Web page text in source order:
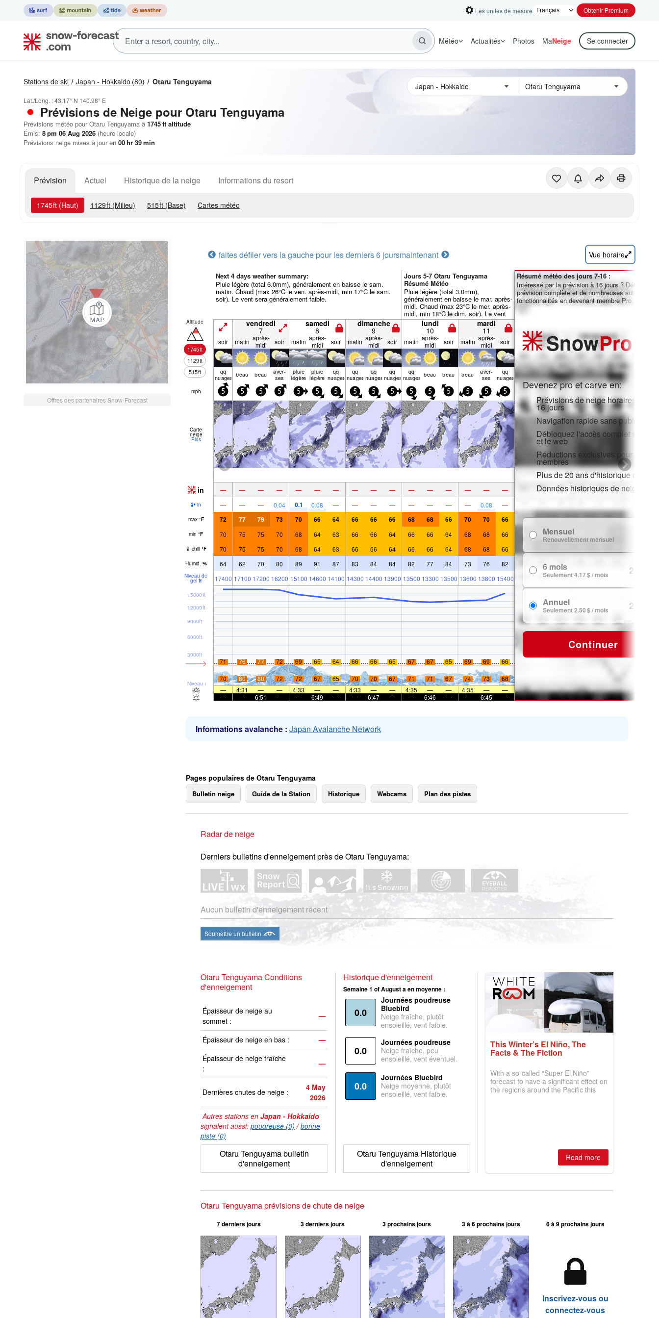
Les unités de mesure Obtenir Premium
Météo Actualités Photos MaNeige Se connecter
Stations de ski Japan - Hokkaido (80) Otaru Tenguyama
Lat./Long. :43.17° N 140.98° E
Prévisions de Neige pour Otaru Tenguyama
Prévisions météo pour Otaru Tenguyama à 1745ft altitude
Émis: 8 pm 06 Aug 2026 (heure locale)
Prévisions neige mises à jour en 00hr 39min
Prévision Actuel Historique de la neige Informations du resort
1745ft (Haut) 1129ft (Milieu) 515ft (Base) Cartes météo
Offres des partenaires Snow-Forecast
faites défiler vers la gauche pour les derniers 6 joursmaintenant Vue horaire
Next 4 days weather summary:
Pluie légère (total 6.0mm), généralement en baisse le sam.
matin. Chaud (max 26°C le ven. après-midi, min 17°C le sam.
soir). Le vent sera généralement faible.
Jours 5-7 Otaru Tenguyama
Résumé Météo
Pluie légère (total 3.0mm),
généralement en baisse le mar. après-
midi. Chaud (max 23°C le mer. après-
midi, min 18°C le dim. soir). Le vent
sera généralement faible.
Altitude
1745ft
1129ft
515ft
vendredi
7
samedi
8
dimanche
9
lundi
10
mardi
11
soir matin après-
midi
soir matin après-
midi
soir matin après-
midi
soir matin après-
midi
soir matin après-
midi
soir
qq
nuages beau beau aver­
ses
pluie
légère
pluie
légère
qq
nuages
qq
nuages
qq
nuages
qq
nuages
qq
nuages beau beau beau aver­
ses
qq
nuages
mph 5 5 5 5 5 5 5 5 5 5 5 5 5 5 5 5
Carte
neige
Plus
in — — — — — — — — — — — — — — — —
in — — — 0.04 0.1 0.08 — — — — — — — — 0.08 —
max °F 72 77 79 73 70 66 64 66 66 66 68 68 66 70 70 66
min °F 70 75 75 70 68 64 63 66 66 64 66 66 64 68 68 66
chill °F 70 75 75 70 68 64 63 66 66 64 66 66 64 68 68 66
Humid. % 64 62 70 80 89 91 87 83 84 84 82 77 84 73 76 82
Niveau de
gel ft 17400 17100 17200 16200 15100 14600 14100 14300 14400 13900 13500 13300 13500 13600 13800 15400
Niveau de la mer
3000ft
6000ft
9000ft
12000ft
15000ft
71 76 77 72 69 65 64 66 66 65 67 67 65 69 69 66
70 80 80 72 72 67 65 70 70 67 71 71 67 74 73
68
—
4:31 — — 4:33 — — 4:33 — — 4:35 — — 4:35 —
—
—
— 6:51 — — 6:49 — — 6:47 — — 6:46 — — 6:45 —
Résumé météo des jours 7-16 :
Intéressé par la prévision à 16 jours ? Débloquez
prévision complète et de nombreuses autres
fonctionnalités en devenant membre Pro.
SnowPro
Devenez pro et carve en:
Prévisions de neige horaires et sur
16 jours
Navigation rapide sans publicité
Débloquez l'accès complet sur
et le web
Réductions exclusives pour les
membres
Plus de 20 ans d'historique de
Données historiques de neige
Mensuel
Renouvellement mensuel
6 mois
Seulement 4.17 $ / mois 24.99 $
Annuel
Seulement 2.50 $ / mois 29.99 $
Continuer
Informations avalanche : Japan Avalanche Network
Pages populaires de Otaru Tenguyama
Bulletin neige Guide de la Station Historique Webcams Plan des pistes
Radar de neige
Derniers bulletins d'enneigement près de Otaru Tenguyama:
Aucun bulletin d'enneigement récent
Soumettre un bulletin
Otaru Tenguyama Conditions
d'enneigement
Épaisseur de neige au
sommet :
—
Épaisseur de neige en bas :
—
Épaisseur de neige fraîche
:
—
Dernières chutes de neige :
4 May
2026
Autres stations en Japan - Hokkaido
signalent aussi: poudreuse (0) /bonne
piste (0)
Otaru Tenguyama bulletin
d'enneigement
Historique d'enneigement
Semaine 1 of August a en moyenne :
0.0
Journées poudreuse
Bluebird
Neige fraîche, plutôt
ensoleillé, vent faible.
0.0
Journées poudreuse
Neige fraîche, peu
ensoleillé, vent éventuel.
0.0
Journées Bluebird
Neige moyenne, plutôt
ensoleillé, vent faible.
Otaru Tenguyama Historique
d'enneigement
This Winter’s El Niño, The
Facts & The Fiction
With a so-called “Super El Niño”
forecast to have a significant effect on
the regions around the Pacific this
Read more
Otaru Tenguyama prévisions de chute de neige
7 derniers jours 3 derniers jours 3 prochains jours 3 à 6 prochains jours 6 à 9 prochains jours
Inscrivez-vous ou
connectez-vous